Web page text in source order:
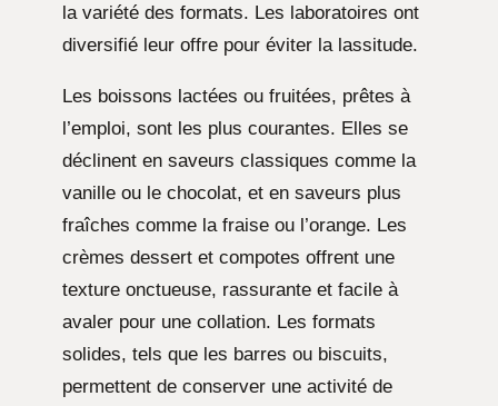
la variété des formats. Les laboratoires ont
diversifié leur offre pour éviter la lassitude.
Les boissons lactées ou fruitées, prêtes à
l’emploi, sont les plus courantes. Elles se
déclinent en saveurs classiques comme la
vanille ou le chocolat, et en saveurs plus
fraîches comme la fraise ou l’orange. Les
crèmes dessert et compotes offrent une
texture onctueuse, rassurante et facile à
avaler pour une collation. Les formats
solides, tels que les barres ou biscuits,
permettent de conserver une activité de